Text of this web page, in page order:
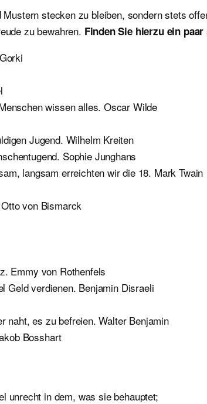
stecken zu bleiben, sondern stets
zu bewahren. Finden Sie hierzu ein
wissen alles. Oscar Wilde
Jugend. Wilhelm Kreiten
Sophie Junghans
langsam erreichten wir die 18. Mark Twain
von Bismarck
Emmy von Rothenfels
Geld verdienen. Benjamin Disraeli
naht, es zu befreien. Walter Benjamin
Bosshart
unrecht in dem, was sie behauptet;